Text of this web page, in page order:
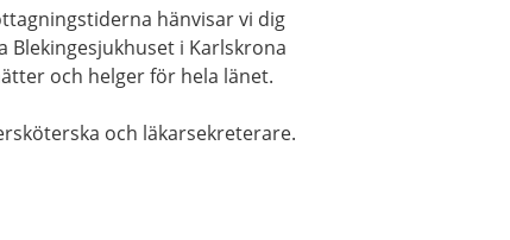
hänvisar vi dig
i Karlskrona
och helger för hela länet.
och läkarsekreterare.